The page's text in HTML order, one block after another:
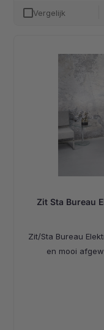
Vergelijk
Zit Sta Bureau
Zit/Sta Bureau
en mooi